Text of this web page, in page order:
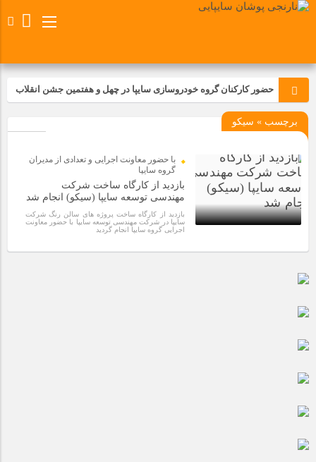
حضور کارکنان گروه خودروسازی سایپا در چهل و هفتمین جشن انقلاب
تجدید بیعت کارکنان شرکت پارس خودرو با آرمان های رهبر کبیر و فقید
مسابقات ورزشی در مگاموتوربا استقبال کارکنان برگزار شد
مراسم عزاداری و ذکرمصیبت سالروز شهادت امام محمدتقی(ع) در
شرکت زامیاد
برچسب » سیکو
با حضور معاونت اجرایی و تعدادی از مدیران
گروه سایپا
بازدید از کارگاه ساخت شرکت
مهندسی توسعه سایپا (سیکو) انجام شد
بازدید از کارگاه ساخت پروژه های سالن رنگ شرکت
سایپا در شرکت مهندسی توسعه سایپا با حضور معاونت
اجرایی گروه سایپا انجام گردید